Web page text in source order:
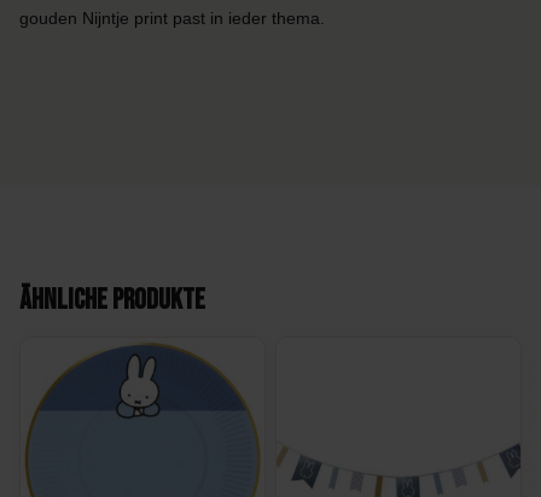
gouden Nijntje print past in ieder thema.
Ähnliche Produkte